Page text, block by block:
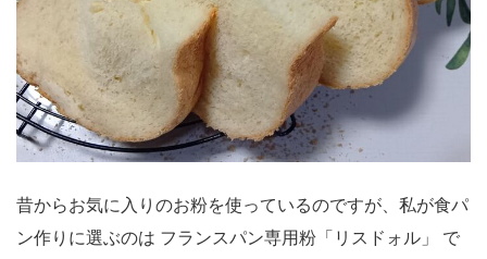
昔からお気に入りのお粉を使っているのですが、私が食パ
ン作りに選ぶのは フランスパン専用粉「リスドォル」 で